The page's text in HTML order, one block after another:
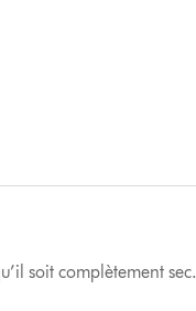
soit complètement sec.